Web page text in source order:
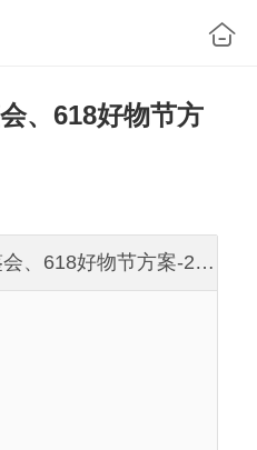
、618好物节方
2021奥迪汽车品鉴会、618好物节方案-24P.pdf